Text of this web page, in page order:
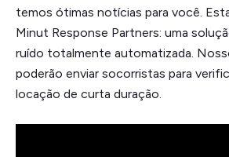
temos ótimas notícias para você.
Minut Response Partners: uma
ruído totalmente automatizada.
poderão enviar socorristas para
locação de curta duração.